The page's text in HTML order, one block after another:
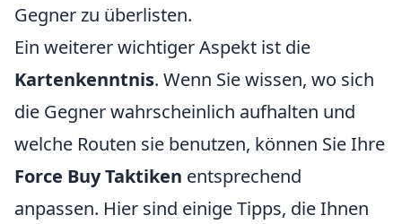
Gegner zu überlisten.
Ein weiterer wichtiger Aspekt ist die
Kartenkenntnis. Wenn Sie wissen, wo sich
die Gegner wahrscheinlich aufhalten und
welche Routen sie benutzen, können Sie Ihre
Force Buy Taktiken entsprechend
anpassen. Hier sind einige Tipps, die Ihnen